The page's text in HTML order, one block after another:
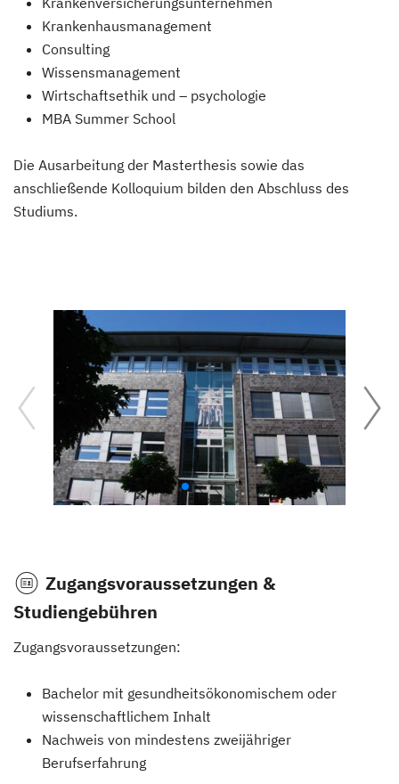
Krankenhausmanagement
Consulting
Wissensmanagement
Wirtschaftsethik und – psychologie
MBA Summer School
Die Ausarbeitung der Masterthesis sowie das
anschließende Kolloquium bilden den Abschluss des
Studiums.
Zugangsvoraussetzungen &
Studiengebühren
Zugangsvoraussetzungen:
Bachelor mit gesundheitsökonomischem oder
wissenschaftlichem Inhalt
Nachweis von mindestens zweijähriger
Berufserfahrung